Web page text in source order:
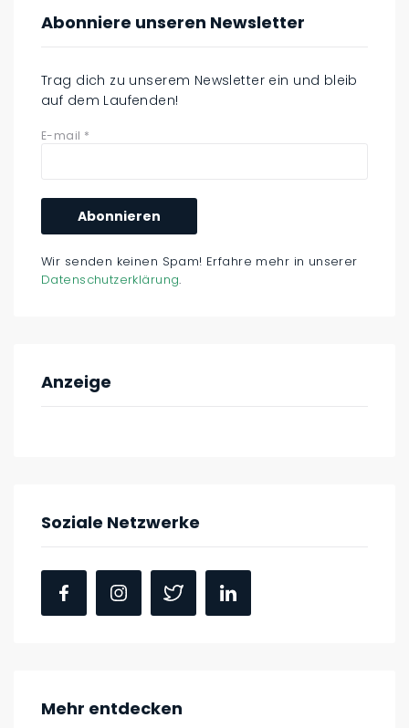
Abonniere unseren Newsletter
Trag dich zu unserem Newsletter ein und bleib
auf dem Laufenden!
E-mail *
Wir senden keinen Spam! Erfahre mehr in unserer
Datenschutzerklärung.
Anzeige
Soziale Netzwerke
Mehr entdecken